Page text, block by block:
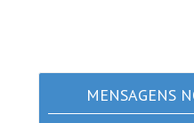
MENSAGENS